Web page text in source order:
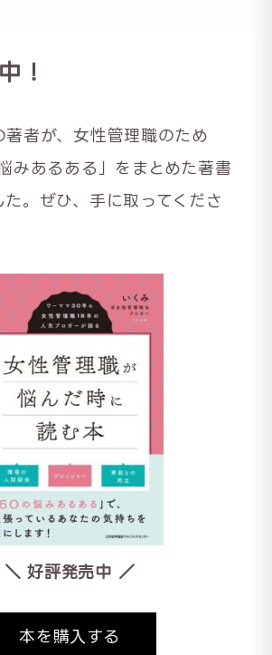
！
著者が、女性管理職のため
みあるある」をまとめた著書
た。ぜひ、手に取ってくださ
＼ 好評発売中 ／
本を購入する